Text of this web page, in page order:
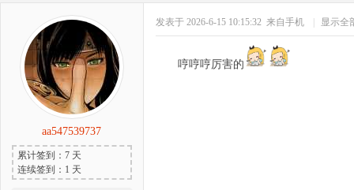
aa547539737
累计签到：7 天
连续签到：1 天
发表于 2026-6-15 10:15:32 来自手机 显示全
哼哼哼厉害的